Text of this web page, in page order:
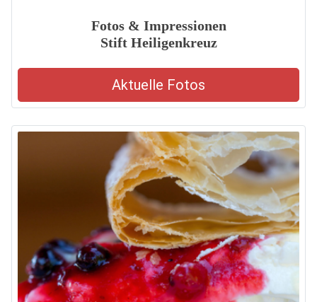
Fotos & Impressionen
Stift Heiligenkreuz
Aktuelle Fotos